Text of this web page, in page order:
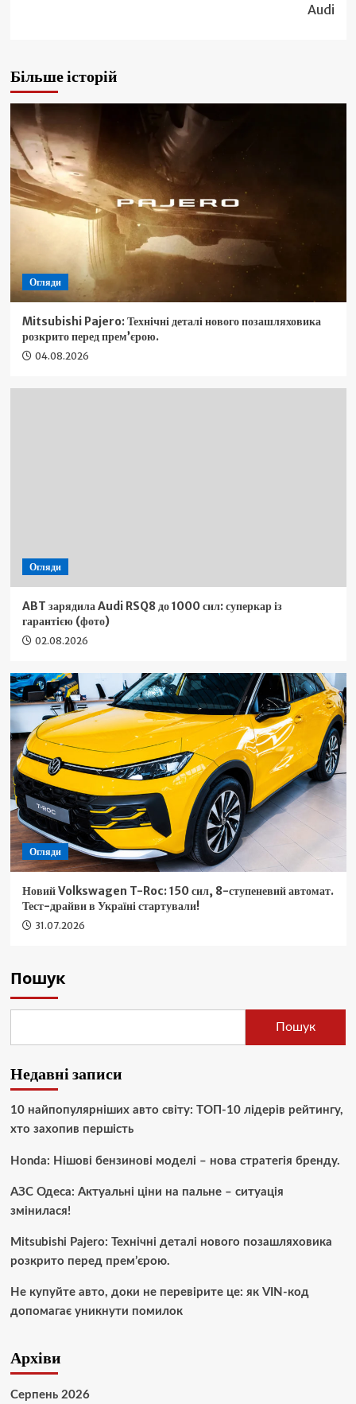
Audi
Більше історій
Огляди
Mitsubishi Pajero: Технічні деталі нового позашляховика
розкрито перед прем’єрою.
04.08.2026
Огляди
ABT зарядила Audi RSQ8 до 1000 сил: суперкар із
гарантією (фото)
02.08.2026
Огляди
Новий Volkswagen T-Roc: 150 сил, 8-ступеневий автомат.
Тест-драйви в Україні стартували!
31.07.2026
Пошук
Пошук
Недавні записи
10 найпопулярніших авто світу: ТОП-10 лідерів рейтингу,
хто захопив першість
Honda: Нішові бензинові моделі – нова стратегія бренду.
АЗС Одеса: Актуальні ціни на пальне – ситуація
змінилася!
Mitsubishi Pajero: Технічні деталі нового позашляховика
розкрито перед прем’єрою.
Не купуйте авто, доки не перевірите це: як VIN-код
допомагає уникнути помилок
Архіви
Серпень 2026